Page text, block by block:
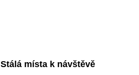
Stálá místa k návštěvě